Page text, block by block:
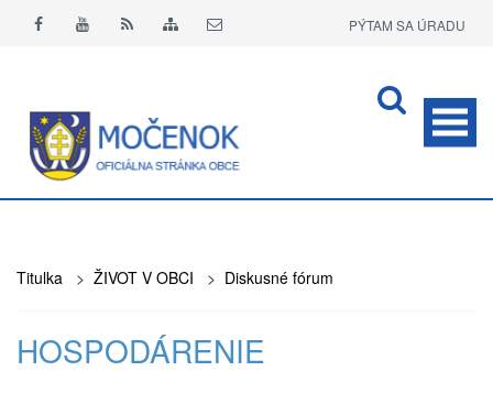
PÝTAM SA ÚRADU
Titulka > ŽIVOT V OBCI > Diskusné fórum
HOSPODÁRENIE